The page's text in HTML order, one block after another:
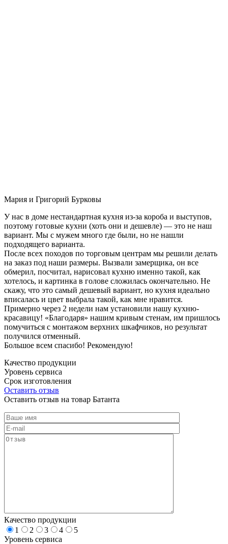
Мария и Григорий Бурковы
У нас в доме нестандартная кухня из-за короба и выступов,
поэтому готовые кухни (хоть они и дешевле) — это не наш
вариант. Мы с мужем много где были, но не нашли
подходящего варианта.
После всех походов по торговым центрам мы решили делать
на заказ под наши размеры. Вызвали замерщика, он все
обмерил, посчитал, нарисовал кухню именно такой, как
хотелось, и картинка в голове сложилась окончательно. Не
скажу, что это самый дешевый вариант, но кухня идеально
вписалась и цвет выбрала такой, как мне нравится.
Примерно через 2 недели нам установили нашу кухню-
красавицу! «Благодаря» нашим кривым стенам, им пришлось
помучиться с монтажом верхних шкафчиков, но результат
получился отменный.
Большое всем спасибо! Рекомендую!
Качество продукции
Уровень сервиса
Срок изготовления
Оставить отзыв
Оставить отзыв на товар Батанта
Качество продукции
1
2 3 4
5
Уровень сервиса